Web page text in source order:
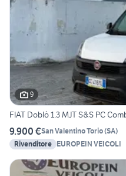
9
FIAT Doblò 1.3 MJT S&S PC
9.900 €San Valentino Torio(SA)
Rivenditore EUROPEIN VEICOLI